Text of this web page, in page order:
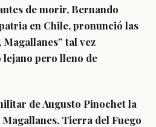
de morir, Bernando
en Chile, pronunció las
tal vez
pero lleno de
de Augusto Pinochet la
Tierra del Fuego